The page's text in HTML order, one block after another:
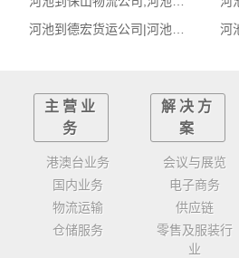
主营业
务
港澳台业务
国内业务
物流运输
仓储服务
解决方
案
会议与展览
电子商务
供应链
零售及服装行
业